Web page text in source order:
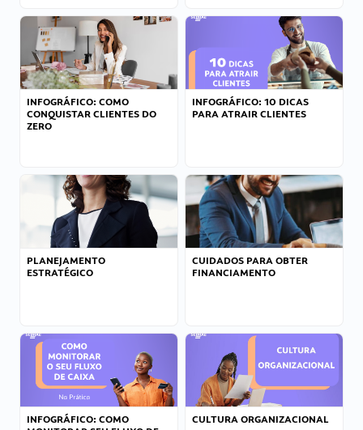
INFOGRÁFICO: COMO
CONQUISTAR CLIENTES DO
ZERO
INFOGRÁFICO: 10 DICAS
PARA ATRAIR CLIENTES
PLANEJAMENTO
ESTRATÉGICO
CUIDADOS PARA OBTER
FINANCIAMENTO
INFOGRÁFICO: COMO
CULTURA ORGANIZACIONAL